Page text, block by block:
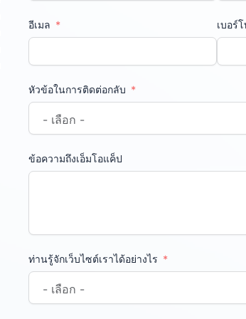
อีเมล เบอร์
หัวข้อในการติดต่อกลับ
ข้อความถึงเอ็มโอแค็ป
ท่านรู้จักเว็บไซต์เราได้อย่างไร